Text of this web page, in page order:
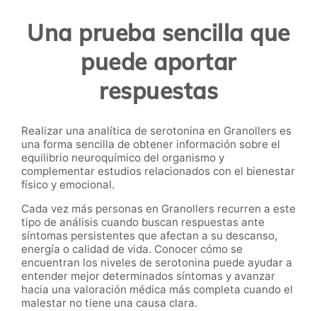
Una prueba sencilla que
puede aportar
respuestas
Realizar una analítica de serotonina en Granollers es
una forma sencilla de obtener información sobre el
equilibrio neuroquímico del organismo y
complementar estudios relacionados con el bienestar
físico y emocional.
Cada vez más personas en Granollers recurren a este
tipo de análisis cuando buscan respuestas ante
síntomas persistentes que afectan a su descanso,
energía o calidad de vida. Conocer cómo se
encuentran los niveles de serotonina puede ayudar a
entender mejor determinados síntomas y avanzar
hacia una valoración médica más completa cuando el
malestar no tiene una causa clara.